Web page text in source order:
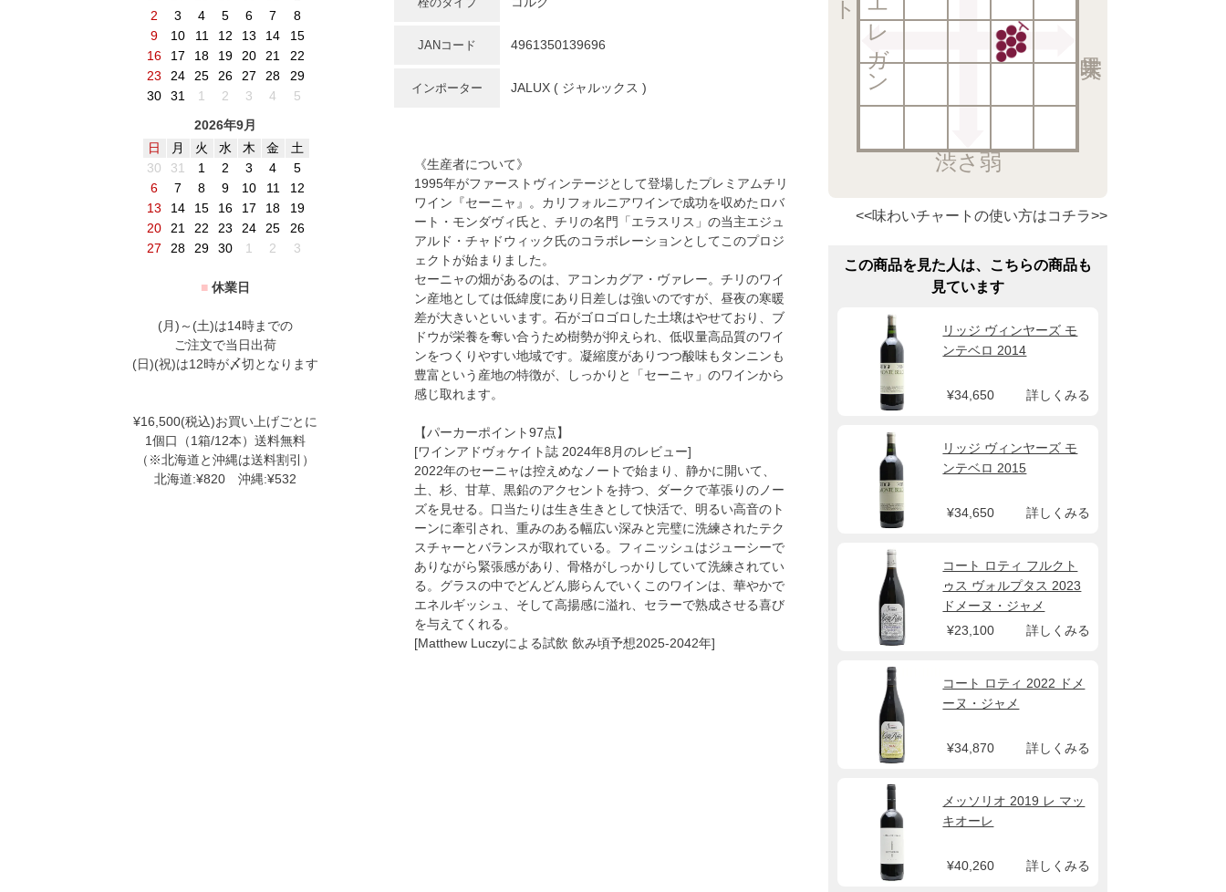
2
3 4 5 6 7
8
9
10 11 12 13 14
15
16
17 18 19 20 21
22
23
24 25 26 27 28
29
30
31 1 2 3 4
5
2026年9月
日
月 火 水 木 金
土
30
31 1 2 3 4
5
6
7 8 9 10 11
12
13
14 15 16 17 18
19
20
21 22 23 24 25
26
27
28 29 30 1 2 3
■ 休業日
(月)～(土)は14時までの
ご注文で当日出荷
(日)(祝)は12時が〆切となります
¥16,500(税込)お買い上げごとに
1個口（1箱/12本）送料無料
（※北海道と沖縄は送料割引）
北海道:¥820 沖縄:¥532
JANコード 4961350139696
インポーター JALUX ( ジャルックス )
《生産者について》
1995年がファーストヴィンテージとして登場したプレミアムチリ
ワイン『セーニャ』。カリフォルニアワインで成功を収めたロバ
ート・モンダヴィ氏と、チリの名門「エラスリス」の当主エジュ
アルド・チャドウィック氏のコラボレーションとしてこのプロジ
ェクトが始まりました。
セーニャの畑があるのは、アコンカグア・ヴァレー。チリのワイ
ン産地としては低緯度にあり日差しは強いのですが、昼夜の寒暖
差が大きいといいます。石がゴロゴロした土壌はやせており、ブ
ドウが栄養を奪い合うため樹勢が抑えられ、低収量高品質のワイ
ンをつくりやすい地域です。凝縮度がありつつ酸味もタンニンも
豊富という産地の特徴が、しっかりと「セーニャ」のワインから
感じ取れます。
【パーカーポイント97点】
[ワインアドヴォケイト誌 2024年8月のレビュー]
2022年のセーニャは控えめなノートで始まり、静かに開いて、
土、杉、甘草、黒鉛のアクセントを持つ、ダークで革張りのノー
ズを見せる。口当たりは生き生きとして快活で、明るい高音のト
ーンに牽引され、重みのある幅広い深みと完璧に洗練されたテク
スチャーとバランスが取れている。フィニッシュはジューシーで
ありながら緊張感があり、骨格がしっかりしていて洗練されてい
る。グラスの中でどんどん膨らんでいくこのワインは、華やかで
エネルギッシュ、そして高揚感に溢れ、セラーで熟成させる喜び
を与えてくれる。
[Matthew Luczyによる試飲 飲み頃予想2025-2042年]
渋さ弱
エ
レ
ガ
ン
<<味わいチャートの使い方はコチラ>>
この商品を見た人は、こちらの商品も
見ています
リッジ ヴィンヤーズ モ
ンテベロ 2014
¥34,650 詳しくみる
リッジ ヴィンヤーズ モ
ンテベロ 2015
¥34,650 詳しくみる
コート ロティ フルクト
ゥス ヴォルプタス 2023
ドメーヌ・ジャメ
¥23,100
詳しくみる
コート ロティ 2022 ドメ
ーヌ・ジャメ
¥34,870 詳しくみる
メッソリオ 2019 レ マッ
キオーレ
¥40,260 詳しくみる